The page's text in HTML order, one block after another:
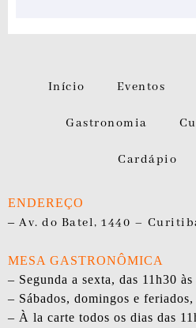
Início Eventos
Gastronomia
Cardápio
ENDEREÇO
– Av. do Batel, 1440 –
MESA GASTRONÔMICA
– Segunda a sexta, das 11h30
– Sábados, domingos e
– À la carte todos os dias das